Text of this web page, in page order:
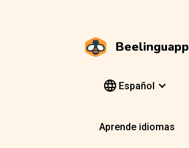
Beelinguapp
Español
Aprende idiomas